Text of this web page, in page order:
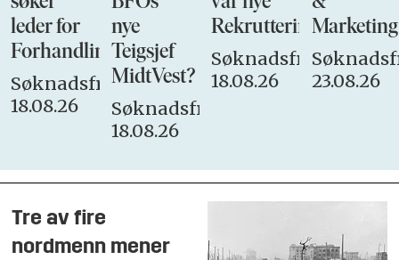
leder for
Forhandlingsutvalget
Søknadsfrist:
18.08.26
nye
Teigsjef
MidtVest?
Søknadsfrist:
18.08.26
Søknadsfrist:
18.08.26
Marketing
23.08.26
Tre av fire
nordmenn mener